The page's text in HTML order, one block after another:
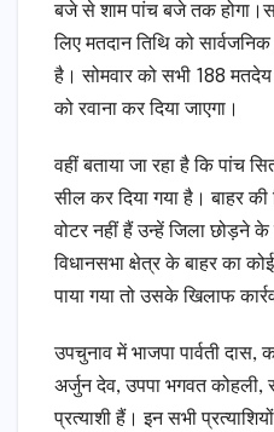
बजे से शाम पांच बजे तक
लिए मतदान तिथि को
है। सोमवार को सभी 188 मतदेय
को रवाना कर दिया जाएगा।
वहीं बताया जा रहा है कि पांच
सील कर दिया गया है। बाहर
वोटर नहीं हैं उन्हें जिला छोड़ने के
विधानसभा क्षेत्र के बाहर का
पाया गया तो उसके खिलाफ
उपचुनाव में भाजपा पार्वती
अर्जुन देव, उपपा भगवत कोहली,
प्रत्याशी हैं। इन सभी